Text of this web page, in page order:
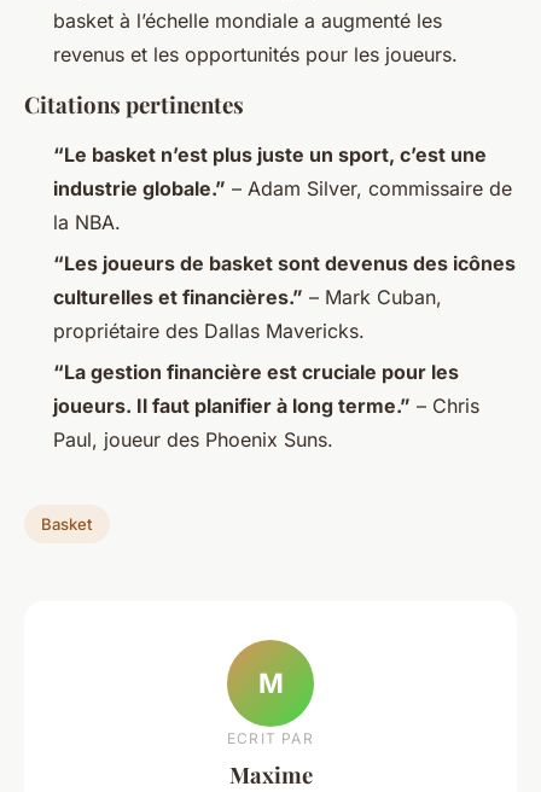
basket à l’échelle mondiale a augmenté les
revenus et les opportunités pour les joueurs.
Citations pertinentes
“Le basket n’est plus juste un sport, c’est une
industrie globale.” – Adam Silver, commissaire de
la NBA.
“Les joueurs de basket sont devenus des icônes
culturelles et financières.” – Mark Cuban,
propriétaire des Dallas Mavericks.
“La gestion financière est cruciale pour les
joueurs. Il faut planifier à long terme.” – Chris
Paul, joueur des Phoenix Suns.
Basket
M
ECRIT PAR
Maxime